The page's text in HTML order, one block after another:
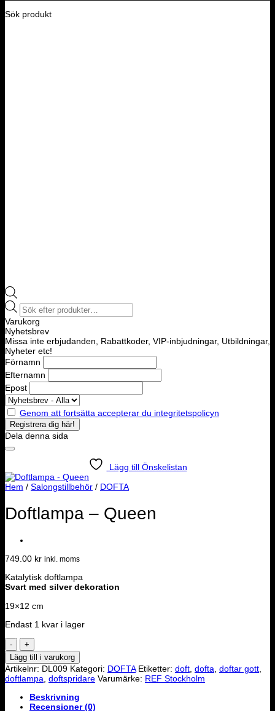
Sök produkt
Products
search
Varukorg
Nyhetsbrev
Missa inte erbjudanden, Rabattkoder, VIP-inbjudningar, Utbildningar,
Nyheter etc!
Förnamn
Efternamn
Epost
Genom att fortsätta accepterar du integritetspolicyn
Dela denna sida
Lägg till Önskelistan
Hem / Salongstillbehör / DOFTA
Doftlampa – Queen
749.00 kr inkl. moms
Katalytisk doftlampa
Svart med silver dekoration
19×12 cm
Endast 1 kvar i lager
Doftlampa
-
Queen
mängd
Lägg till i varukorg
Artikelnr: DL009 Kategori: DOFTA Etiketter: doft dofta doftar gott
doftlampa doftspridare Varumärke: REF Stockholm
Beskrivning
Recensioner (0)